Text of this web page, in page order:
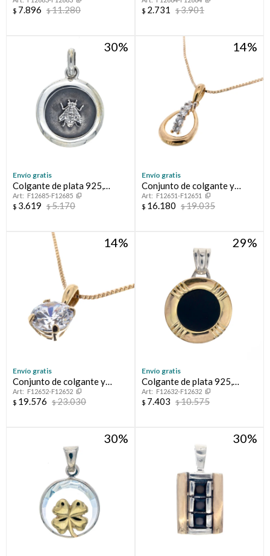
$ 7.896 $11.280 $ 2.731 $3.901
30
Envío gratis
Colgante de plata 925,
MAESTRA
F12685-F12685
$ 3.619 $5.170
14
Envío gratis
Conjunto de colgante y
cadena de oro 9 ktes con
circonias.
F12651-F12651
$ 16.180 $19.035
14
Envío gratis
Conjunto de colgante y
cadena de oro 9 ktes. con
circonia.
F12652-F12652
$ 19.576 $23.030
29
Envío gratis
Colgante de plata 925,
double en oro 18 ktes y onix.
F12632-F12632
$ 7.403 $10.575
30 30